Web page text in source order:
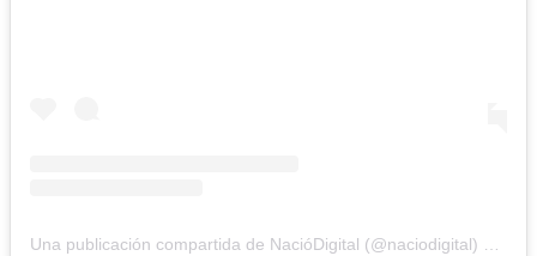
Una publicación compartida de NacióDigital (@naciodigital)